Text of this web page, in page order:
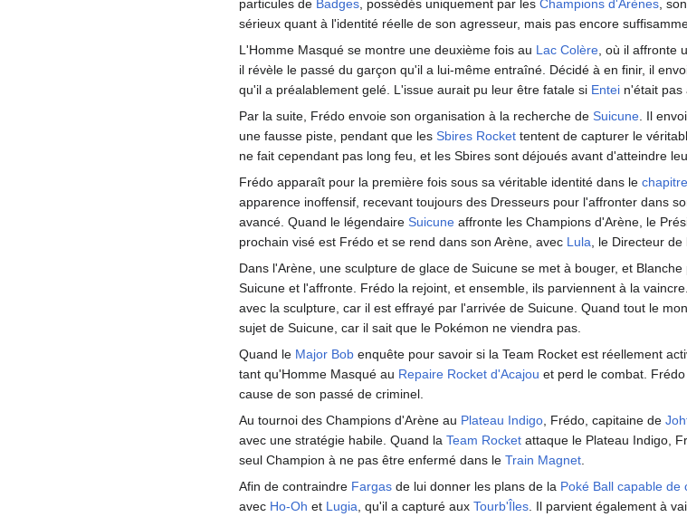
particules de Badges , possédés uniquement par les Champions d'Arènes ,
sérieux quant à l'identité réelle de son agresseur, mais pas encore
L'Homme Masqué se montre une deuxième fois au Lac Colère , où il affronte
il révèle le passé du garçon qu'il a lui-même entraîné. Décidé à en finir, il
qu'il a préalablement gelé. L'issue aurait pu leur être fatale si Entei n'était pas
Par la suite, Frédo envoie son organisation à la recherche de Suicune . Il
une fausse piste, pendant que les Sbires Rocket tentent de capturer le
ne fait cependant pas long feu, et les Sbires sont déjoués avant d'atteindre
Frédo apparaît pour la première fois sous sa véritable identité dans le
apparence inoffensif, recevant toujours des Dresseurs pour l'affronter dans
avancé. Quand le légendaire Suicune affronte les Champions d'Arène, le
prochain visé est Frédo et se rend dans son Arène, avec Lula , le Directeur de
Dans l'Arène, une sculpture de glace de Suicune se met à bouger, et
Suicune et l'affronte. Frédo la rejoint, et ensemble, ils parviennent à la
avec la sculpture, car il est effrayé par l'arrivée de Suicune. Quand tout le
sujet de Suicune, car il sait que le Pokémon ne viendra pas.
Quand le Major Bob enquête pour savoir si la Team Rocket est réellement
tant qu'Homme Masqué au Repaire Rocket d'Acajou et perd le combat.
cause de son passé de criminel.
Au tournoi des Champions d'Arène au Plateau Indigo , Frédo, capitaine de
avec une stratégie habile. Quand la Team Rocket attaque le Plateau Indigo,
seul Champion à ne pas être enfermé dans le Train Magnet
Afin de contraindre Fargas de lui donner les plans de la Poké Ball capable de
avec Ho-Oh et Lugia , qu'il a capturé aux Tourb'Îles . Il parvient également à